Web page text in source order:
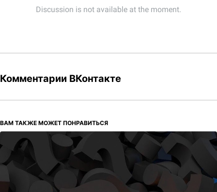
Комментарии ВКонтакте
ВАМ ТАКЖЕ МОЖЕТ ПОНРАВИТЬСЯ